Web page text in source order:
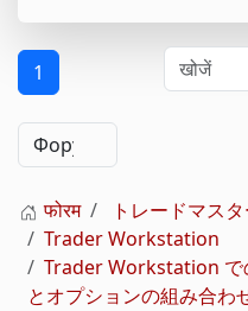
1
फोरम
トレードマス
Trader Workstation
Trader Workstation で
とオプションの組み合わ